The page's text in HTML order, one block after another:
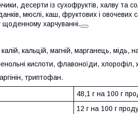
десерти із сухофруктів, халву та
мюслі, каш, фруктових і овочевих
щоденному харчуванні.
калій, кальцій, магній, марганець,
кислоти, флавоноїди, хлорофіл,
триптофан.
48,1 г на 100 г
12 г на 100 г